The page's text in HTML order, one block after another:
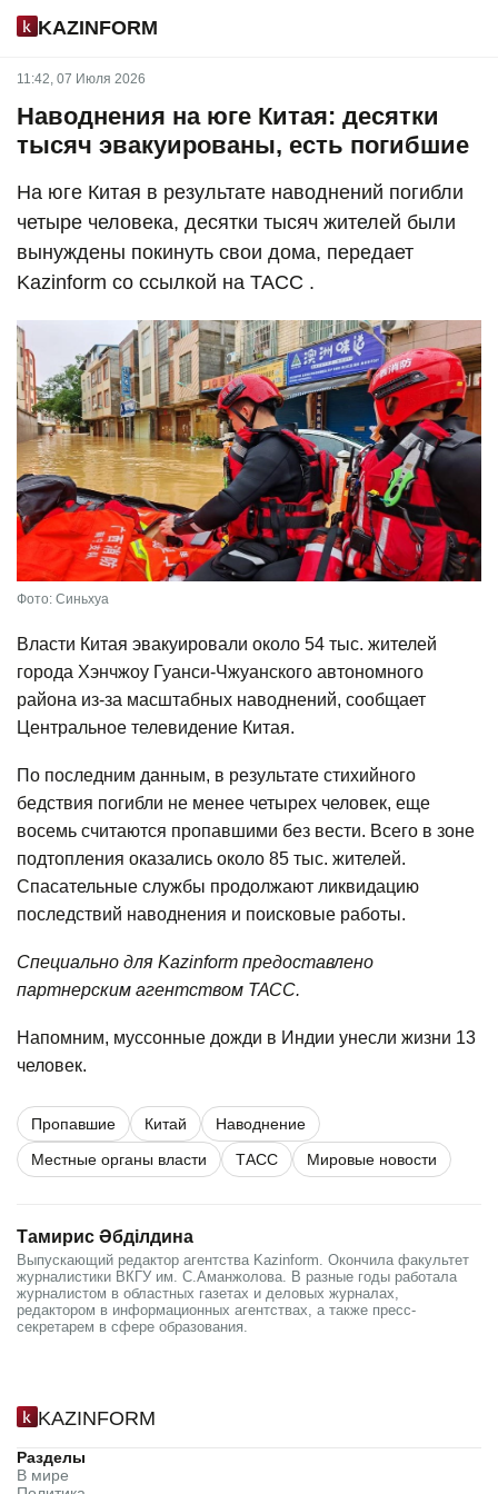
KAZINFORM
11:42, 07 Июля 2026
Наводнения на юге Китая: десятки
тысяч эвакуированы, есть погибшие
На юге Китая в результате наводнений погибли
четыре человека, десятки тысяч жителей были
вынуждены покинуть свои дома, передает
Kazinform со ссылкой на ТАСС .
Фото: Синьхуа
Власти Китая эвакуировали около 54 тыс. жителей
города Хэнчжоу Гуанси-Чжуанского автономного
района из-за масштабных наводнений, сообщает
Центральное телевидение Китая.
По последним данным, в результате стихийного
бедствия погибли не менее четырех человек, еще
восемь считаются пропавшими без вести. Всего в зоне
подтопления оказались около 85 тыс. жителей.
Спасательные службы продолжают ликвидацию
последствий наводнения и поисковые работы.
Специально для Kazinform предоставлено
партнерским агентством ТАСС.
Напомним, муссонные дожди в Индии унесли жизни 13
человек.
Пропавшие Китай
Наводнение
Местные органы власти
ТАСС Мировые новости
Тамирис Әбділдина
Выпускающий редактор агентства Kаzinform. Окончила факультет
журналистики ВКГУ им. С.Аманжолова. В разные годы работала
журналистом в областных газетах и деловых журналах,
редактором в информационных агентствах, а также пресс-
секретарем в сфере образования.
KAZINFORM
Разделы
В мире